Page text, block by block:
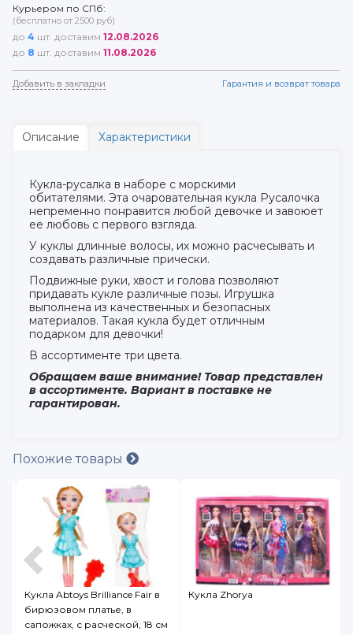
Курьером по СПб:
(бесплатно от 2500 руб)
до 4 шт. доставим 12.08.2026
до 8 шт. доставим 11.08.2026
Добавить в закладки Гарантия и возврат товара
Описание Характеристики
Кукла-русалка в наборе с морскими
обитателями. Эта очаровательная кукла Русалочка
непременно понравится любой девочке и завоюет
ее любовь с первого взгляда.
У куклы длинные волосы, их можно расчесывать и
создавать различные прически.
Подвижные руки, хвост и голова позволяют
придавать кукле различные позы. Игрушка
выполнена из качественных и безопасных
материалов. Такая кукла будет отличным
подарком для девочки!
В ассортименте три цвета.
Обращаем ваше внимание! Товар представлен
в ассортименте. Вариант в поставке не
гарантирован.
Похожие товары
Кукла Abtoys Brilliance Fair в
бирюзовом платье, в
сапожках, с расческой, 18 см
Кукла Zhorya